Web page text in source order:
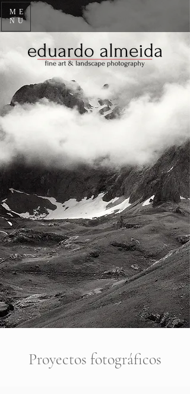
ME
NU
Proyectos fotográficos